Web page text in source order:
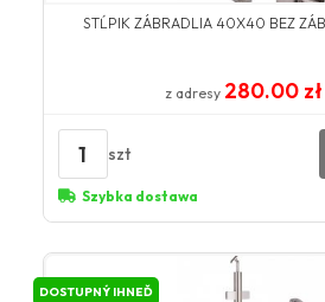
STĹPIK ZÁBRADLIA 40X40 BEZ
z adresy 280.00 zł
1 szt
Szybka dostawa
DOSTUPNÝ IHNEĎ